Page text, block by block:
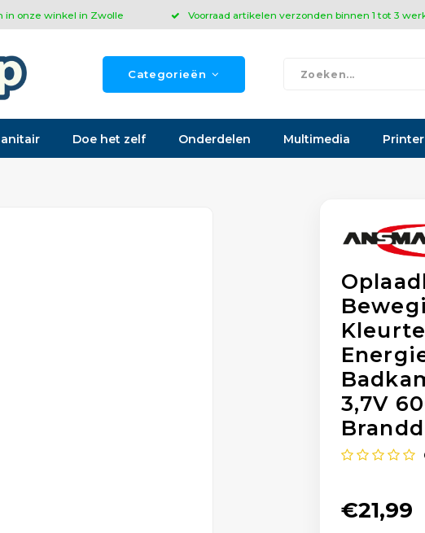
in onze winkel in Zwolle Voorraad artikelen verzonden binnen 1 tot 3
Categorieën
Doe het zelf Onderdelen Multimedia Printer
3,7V
€21,99